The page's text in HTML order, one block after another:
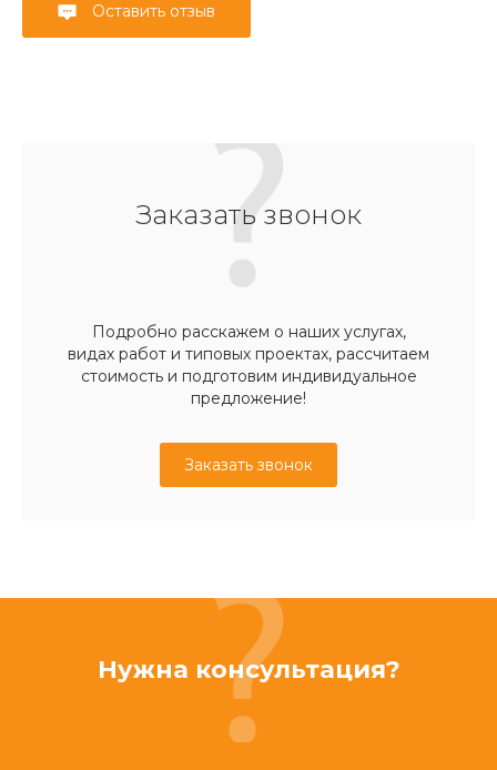
Оставить отзыв
Заказать звонок
Подробно расскажем о наших услугах,
видах работ и типовых проектах, рассчитаем
стоимость и подготовим индивидуальное
предложение!
Заказать звонок
Нужна консультация?